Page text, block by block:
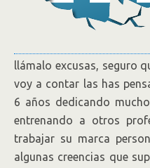
llámalo excusas, seguro
voy a contar las has
6 años dedicando
entrenando a otros
trabajar su marca
algunas creencias que